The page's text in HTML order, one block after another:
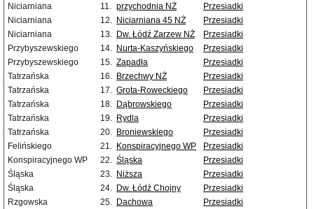
Niciarniana
11. przychodnia NŻ
Przesiadki
Niciarniana
12. Niciarniana 45 NŻ
Przesiadki
Niciarniana
13. Dw. Łódź Zarzew NŻ
Przesiadki
Przybyszewskiego
14. Nurta-Kaszyńskiego
Przesiadki
Przybyszewskiego
15. Zapadła
Przesiadki
Tatrzańska
16. Brzechwy NŻ
Przesiadki
Tatrzańska
17. Grota-Roweckiego
Przesiadki
Tatrzańska
18. Dąbrowskiego
Przesiadki
Tatrzańska
19. Rydla
Przesiadki
Tatrzańska
20. Broniewskiego
Przesiadki
Felińskiego
21. Konspiracyjnego WP
Przesiadki
Konspiracyjnego WP
22. Śląska
Przesiadki
Śląska
23. Niższa
Przesiadki
Śląska
24. Dw. Łódź Chojny
Przesiadki
Rzgowska
25. Dachowa
Przesiadki